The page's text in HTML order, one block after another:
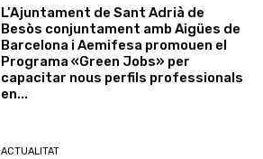
L’Ajuntament de Sant Adrià de
Besòs conjuntament amb Aigües de
Barcelona i Aemifesa promouen el
Programa «Green Jobs» per
capacitar nous perfils professionals
en...
ACTUALITAT